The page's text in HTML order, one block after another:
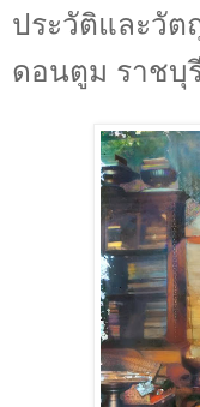
ประวัติและวัต
ดอนตูม ราชบุ